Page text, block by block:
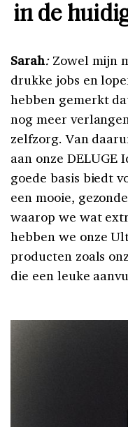
in de
Sarah:Zowel mijn
drukke jobs en
hebben gemerkt
nog meer
zelfzorg. Van
aan onze DELUGE
goede basis biedt
een mooie,
waarop we wat
hebben we onze
producten zoals
die een leuke